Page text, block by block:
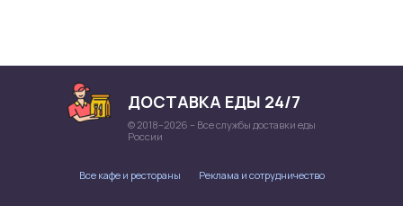
ДОСТАВКА ЕДЫ 24/7
© 2018–2026 – Все службы доставки еды
России
Все кафе и рестораны Реклама и сотрудничество